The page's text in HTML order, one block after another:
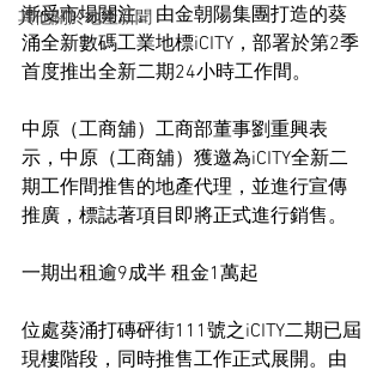
其他關於地產新聞
漸受市場關注。由金朝陽集團打造的葵
涌全新數碼工業地標iCITY，部署於第2季
首度推出全新二期24小時工作間。
中原（工商舖）工商部董事劉重興表
示，中原（工商舖）獲邀為iCITY全新二
期工作間推售的地產代理，並進行宣傳
推廣，標誌著項目即將正式進行銷售。
一期出租逾9成半 租金1萬起
位處葵涌打磚砰街111號之iCITY二期已屆
現樓階段，同時推售工作正式展開。由